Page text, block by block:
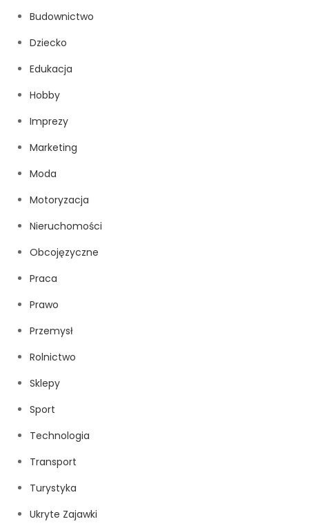
Budownictwo
Dziecko
Edukacja
Hobby
Imprezy
Marketing
Moda
Motoryzacja
Nieruchomości
Obcojęzyczne
Praca
Prawo
Przemysł
Rolnictwo
Sklepy
Sport
Technologia
Transport
Turystyka
Ukryte Zajawki